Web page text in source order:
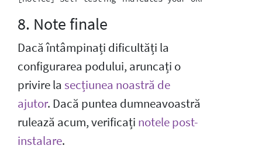
8. Note finale
Dacă întâmpinați dificultăți la
configurarea podului, aruncați o
privire la secțiunea noastră de
ajutor. Dacă puntea dumneavoastră
rulează acum, verificați notele post-
instalare.